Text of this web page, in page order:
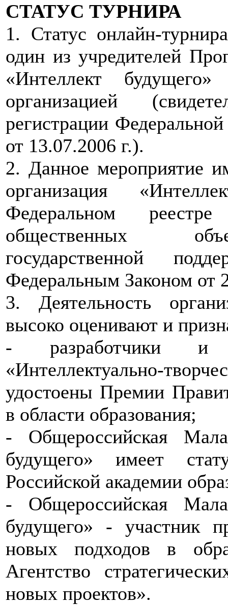
СТАТУС ТУРНИРА
1. Статус онлайн-
один из учредителей
«Интеллект
организацией
регистрации
от 13.07.2006 г.).
2. Данное мероприятие
организация
Федеральном
общественных
государственной
Федеральным Законом от
3. Деятельность
высоко оценивают и
- разработчики и
«Интеллектуально-
удостоены Премии
в области образования;
- Общероссийская
будущего» имеет
Российской академии
- Общероссийская
будущего» - участник
новых подходов в
Агентство
новых проектов».